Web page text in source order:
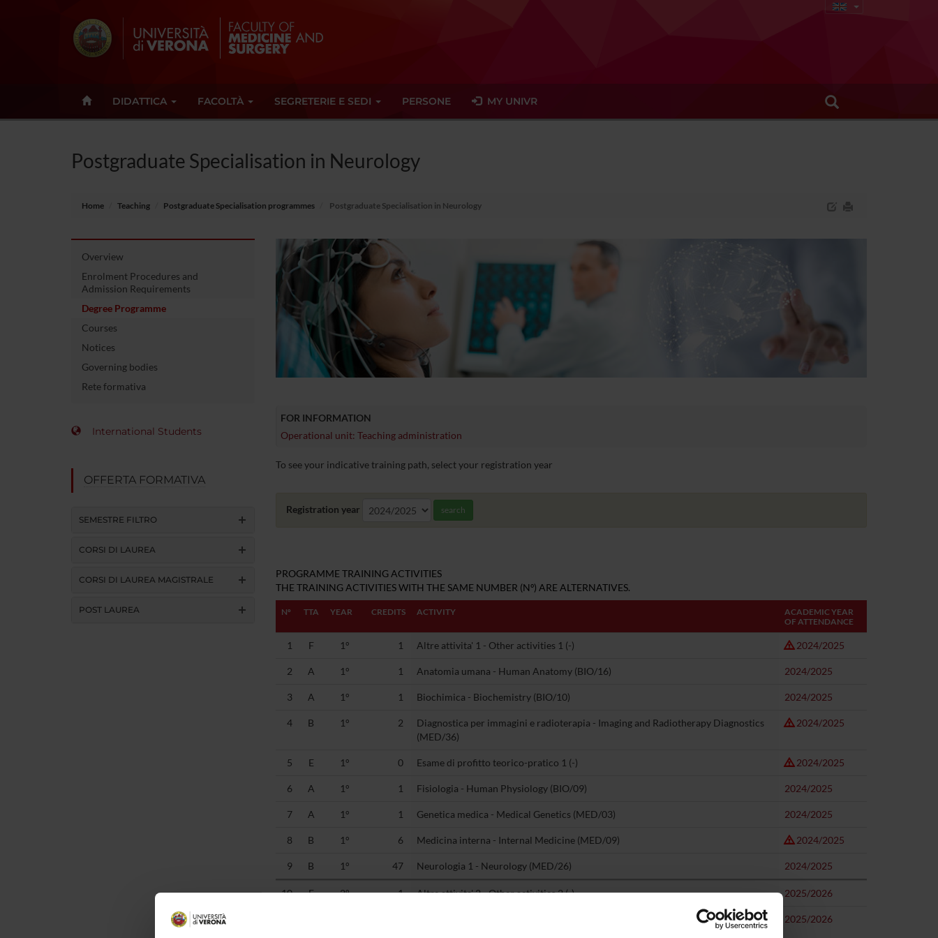
DIDATTICA FACOLTÀ SEGRETERIE E SEDI PERSONE MY UNIVR
Postgraduate Specialisation in Neurology
Home Teaching Postgraduate Specialisation programmes Postgraduate Specialisation in Neurology
Overview
Enrolment Procedures and
Admission Requirements
Degree Programme
Courses
Notices
Governing bodies
Rete formativa
International Students
OFFERTA FORMATIVA
SEMESTRE FILTRO
CORSI DI LAUREA
CORSI DI LAUREA MAGISTRALE
POST LAUREA
FOR INFORMATION
Operational unit: Teaching administration
To see your indicative training path, select your registration year
Registration year search
PROGRAMME TRAINING ACTIVITIES
THE TRAINING ACTIVITIES WITH THE SAME NUMBER (Nº) ARE ALTERNATIVES.
Nº TTA YEAR CREDITS ACTIVITY
ACADEMIC YEAR
OF ATTENDANCE
1 F 1° 1 Altre attivita' 1 - Other activities 1 (-) 2024/2025
2 A 1° 1 Anatomia umana - Human Anatomy (BIO/16) 2024/2025
3 A 1° 1 Biochimica - Biochemistry (BIO/10) 2024/2025
4 B 1° 2
Diagnostica per immagini e radioterapia - Imaging and Radiotherapy Diagnostics
(MED/36)
2024/2025
5 E 1° 0 Esame di profitto teorico-pratico 1 (-) 2024/2025
6 A 1° 1 Fisiologia - Human Physiology (BIO/09) 2024/2025
7 A 1° 1 Genetica medica - Medical Genetics (MED/03) 2024/2025
8 B 1° 6 Medicina interna - Internal Medicine (MED/09) 2024/2025
9 B 1° 47 Neurologia 1 - Neurology (MED/26) 2024/2025
10 F 2° 1 Altre attivita' 2 - Other activities 2 (-) 2025/2026
Biochimica clinica e biologia molecolare clinica - Clinical biochemistry and
2025/2026